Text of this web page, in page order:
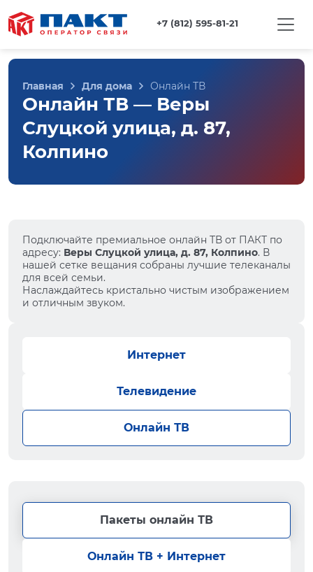
+7 (812) 595-81-21
Главная Для дома Онлайн ТВ
Онлайн ТВ — Веры
Слуцкой улица, д. 87,
Колпино
Подключайте премиальное онлайн ТВ от ПАКТ по
адресу: Веры Слуцкой улица, д. 87, Колпино. В
нашей сетке вещания собраны лучшие телеканалы
для всей семьи.
Наслаждайтесь кристально чистым изображением
и отличным звуком.
Интернет
Телевидение
Онлайн ТВ
Пакеты онлайн ТВ
Онлайн ТВ + Интернет